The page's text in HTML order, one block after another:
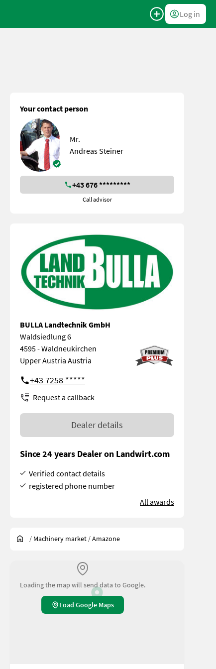
Log in
Your contact person
Mr.
Andreas Steiner
+43 676 *********
Call advisor
BULLA Landtechnik GmbH
Waldsiedlung 6
4595 - Waldneukirchen
Upper Austria Austria
+43 7258 *****
Request a callback
Dealer details
Since 24 years Dealer on Landwirt.com
Verified contact details
registered phone number
All awards
/ Machinery market /Amazone
Loading the map will send data to Google.
Load Google Maps